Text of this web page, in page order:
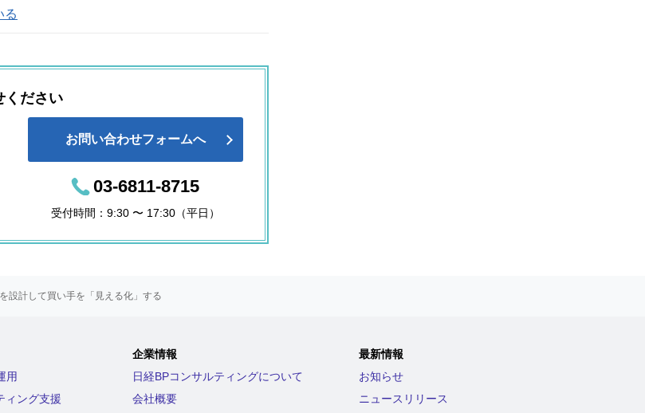
る
ください
お問い合わせフォームへ
03-6811-8715
受付時間：9:30 〜 17:30（平日）
を設計して買い手を「見える化」する
用
ィング支援
企業情報
日経BPコンサルティングについて
会社概要
最新情報
お知らせ
ニュースリリース